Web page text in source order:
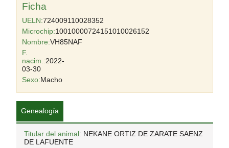
Ficha
UELN:724009110028352
Microchip:10010000724151010026152
Nombre:VH85NAF
F.
nacim.:2022-
03-30
Sexo:Macho
Genealogía
Titular del animal: NEKANE ORTIZ DE ZARATE SAENZ
DE LAFUENTE